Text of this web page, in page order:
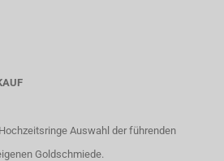
Auswahl der führenden
Goldschmiede.